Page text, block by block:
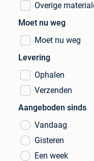
Overige
Moet nu weg
Moet nu weg
Levering
Ophalen
Verzenden
Aangeboden sinds
Vandaag
Gisteren
Een week